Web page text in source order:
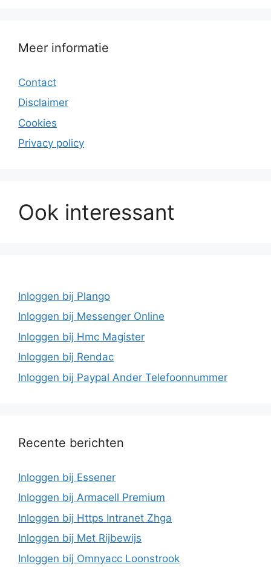
Meer informatie
Contact
Disclaimer
Cookies
Privacy policy
Ook interessant
Inloggen bij Plango
Inloggen bij Messenger Online
Inloggen bij Hmc Magister
Inloggen bij Rendac
Inloggen bij Paypal Ander Telefoonnummer
Recente berichten
Inloggen bij Essener
Inloggen bij Armacell Premium
Inloggen bij Https Intranet Zhga
Inloggen bij Met Rijbewijs
Inloggen bij Omnyacc Loonstrook